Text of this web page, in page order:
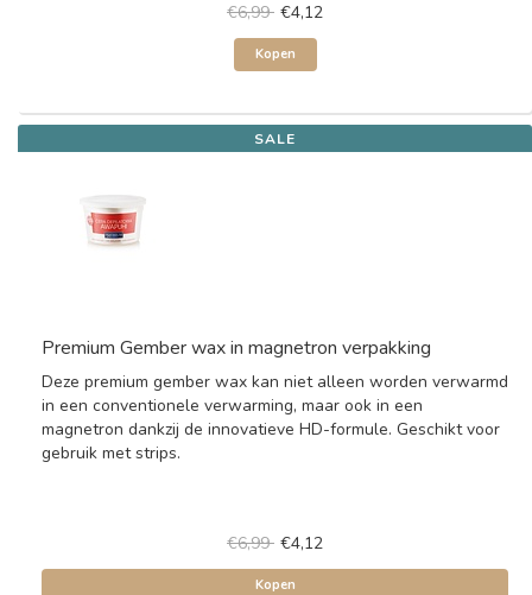
€6,99 €4,12
Kopen
SALE
Premium Gember wax in magnetron verpakking
Deze premium gember wax kan niet alleen worden verwarmd
in een conventionele verwarming, maar ook in een
magnetron dankzij de innovatieve HD-formule. Geschikt voor
gebruik met strips.
€6,99 €4,12
Kopen